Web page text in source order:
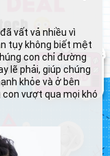
vất vả nhiều vì
tụy không biết mệt
con chỉ đường
lẽ phải, giúp chúng
khỏe và ở bên
vượt qua mọi khó